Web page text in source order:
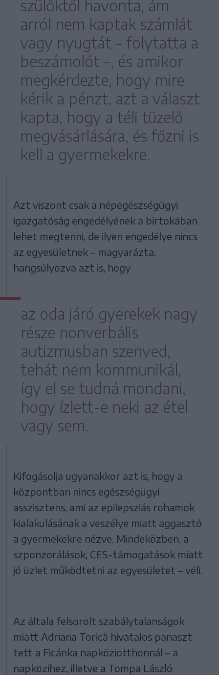
szülőktől havonta, ám
arról nem kaptak számlát
vagy nyugtát – folytatta a
beszámolót –, és amikor
megkérdezte, hogy mire
kérik a pénzt, azt a választ
kapta, hogy a téli tüzelő
megvásárlására, és főzni is
kell a gyermekekre.
Azt viszont csak a népegészségügyi
igazgatóság engedélyének a birtokában
lehet megtenni, de ilyen engedélye nincs
az egyesületnek – magyarázta,
hangsúlyozva azt is, hogy
az oda járó gyerekek nagy
része nonverbális
autizmusban szenved,
tehát nem kommunikál,
így el se tudná mondani,
hogy ízlett-e neki az étel
vagy sem.
Kifogásolja ugyanakkor azt is, hogy a
központban nincs egészségügyi
asszisztens, ami az epilepsziás rohamok
kialakulásának a veszélye miatt aggasztó
a gyermekekre nézve. Mindeközben, a
szponzorálások, CES-támogatások miatt
jó üzlet működtetni az egyesületet – véli.
Az általa felsorolt szabálytalanságok
miatt Adriana Torică hivatalos panaszt
tett a Ficánka napköziotthonnál – a
napközihez, illetve a Tompa László